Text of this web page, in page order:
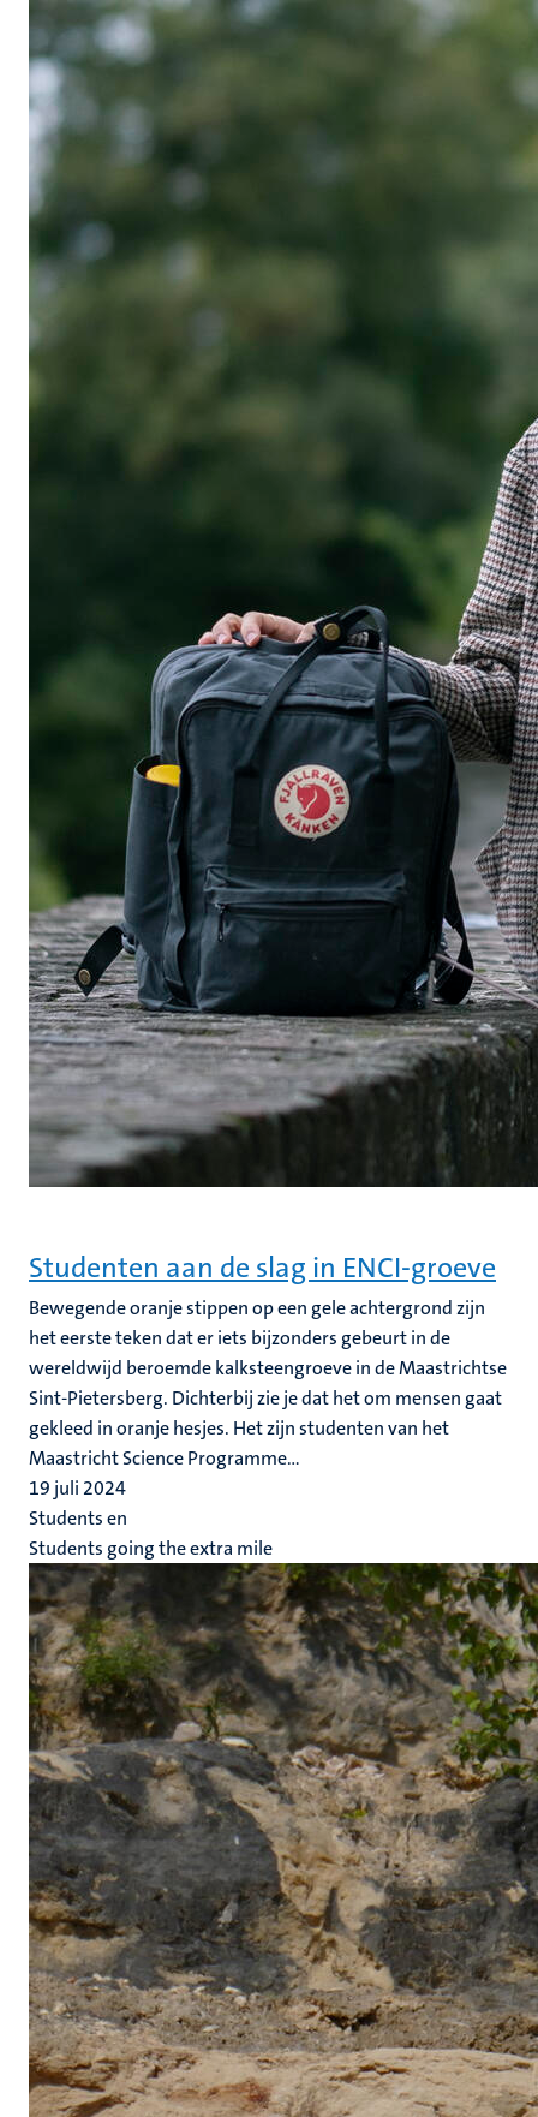
Studenten aan de slag in ENCI-groeve
Bewegende oranje stippen op een gele achtergrond zijn
het eerste teken dat er iets bijzonders gebeurt in de
wereldwijd beroemde kalksteengroeve in de Maastrichtse
Sint-Pietersberg. Dichterbij zie je dat het om mensen gaat
gekleed in oranje hesjes. Het zijn studenten van het
Maastricht Science Programme...
19 juli 2024
Students en
Students going the extra mile